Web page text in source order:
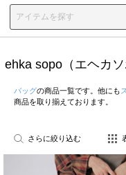
ehka sopo（エヘカ
バッグの商品一覧です。他にも
商品を取り揃えております。
さらに絞り込む